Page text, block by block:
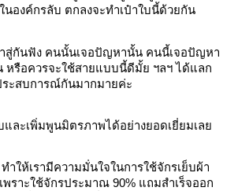
นองค์กรลับ ตกลงจะทำเป๋าใบนี้ด้วยกัน
าสู่กันฟัง คนนั้นเจอปัญหานั้น คนนี้เจอปัญหา
หรือควรจะใช้สายแบบนี้ดีมั้ย ฯลฯ ได้แลก
ะสบการณ์กันมากมายค่ะ
บและเพิ่มพูนมิตรภาพได้อย่างยอดเยี่ยมเล
ำให้เรามีความมั่นใจในการใช้จักรเย็บผ้า
พราะใช้จักรประมาณ 90% ถมสำเร็จออก